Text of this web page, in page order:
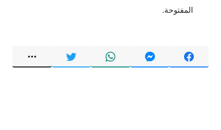
المفتوحة.